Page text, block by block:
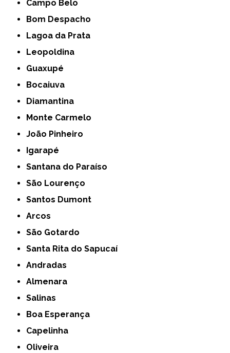
Campo Belo
Bom Despacho
Lagoa da Prata
Leopoldina
Guaxupé
Bocaiuva
Diamantina
Monte Carmelo
João Pinheiro
Igarapé
Santana do Paraíso
São Lourenço
Santos Dumont
Arcos
São Gotardo
Santa Rita do Sapucaí
Andradas
Almenara
Salinas
Boa Esperança
Capelinha
Oliveira